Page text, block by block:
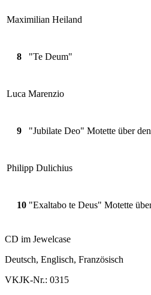
Maximilian Heiland
8 "Te Deum"
Luca Marenzio
9 "Jubilate Deo" Motette über
Philipp Dulichius
10 "Exaltabo te Deus" Motette
CD im Jewelcase
Deutsch, Englisch, Französisch
VKJK-Nr.: 0315